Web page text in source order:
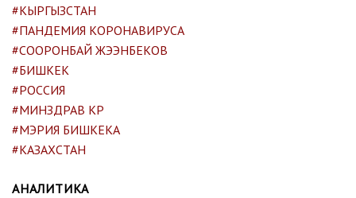
#КЫРГЫЗСТАН
#ПАНДЕМИЯ КОРОНАВИРУСА
#СООРОНБАЙ ЖЭЭНБЕКОВ
#БИШКЕК
#РОССИЯ
#МИНЗДРАВ КР
#МЭРИЯ БИШКЕКА
#КАЗАХСТАН
АНАЛИТИКА